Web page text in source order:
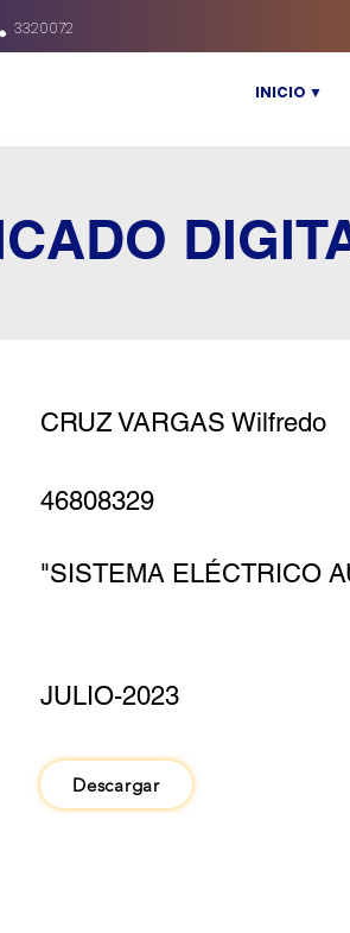
3320072
INICIO ▼
CRUZ VARGAS Wilfredo
46808329
"SISTEMA ELÉCTRICO
JULIO-2023
Descargar